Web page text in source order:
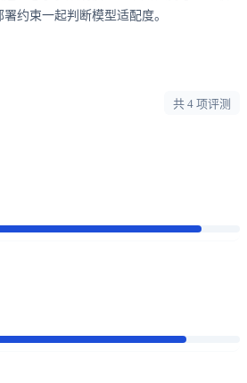
约束一起判断模型适配度。
共 4 项评测